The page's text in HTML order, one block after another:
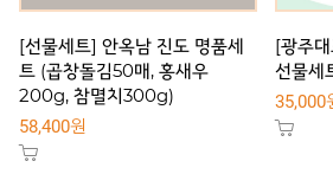
[선물세트] 안옥남 진도 명품세
트 (곱창돌김50매, 홍새우
200g, 참멸치300g)
58,400원
[광주
선물세
35,000